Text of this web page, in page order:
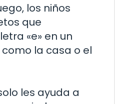
los niños
que
«e» en un
la casa o el
les ayuda a